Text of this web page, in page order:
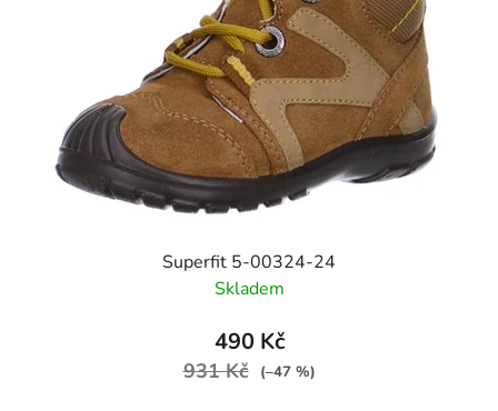
Superfit 5-00324-24
Skladem
490 Kč
931 Kč (–47 %)